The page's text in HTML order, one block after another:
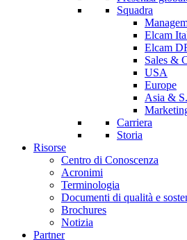
Squadra
Elcam
Elcam
Sales &
USA
Europe
Asia &
Carriera
Storia
Risorse
Centro di Conoscenza
Acronimi
Terminologia
Documenti di qualità e
Brochures
Notizia
Partner